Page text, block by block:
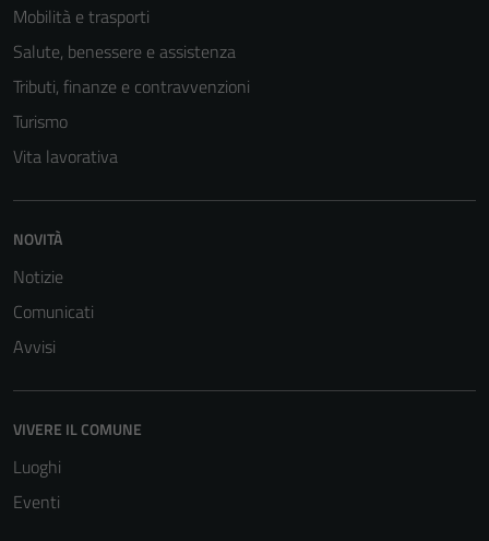
Mobilità e trasporti
Salute, benessere e assistenza
Tributi, finanze e contravvenzioni
Turismo
Vita lavorativa
NOVITÀ
Notizie
Comunicati
Avvisi
VIVERE IL COMUNE
Luoghi
Eventi